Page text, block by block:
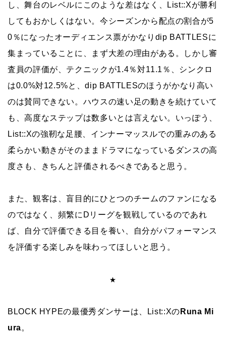
し、舞台のレベルにこのような差はなく、List::Xが勝利
してもおかしくはない。今シーズンから配点の割合が5
0％になったオーディエンス票がかなりdip BATTLESに
集まっていることに、まず大差の理由がある。しかし審
査員の評価が、テクニックが1.4％対11.1％、シンクロ
は0.0%対12.5%と、dip BATTLESのほうがかなり高い
のは賛同できない。ハウスの速い足の動きを続けていて
も、高度なステップは数多いとは言えない。いっぽう、
List::Xの強靭な足腰、インナーマッスルでの重みのある
柔らかい動きがそのままドラマになっているダンスの高
度さも、きちんと評価されるべきであると思う。
また、観客は、盲目的にひとつのチームのファンになる
のではなく、頻繁にDリーグを観戦しているのであれ
ば、自分で評価できる目を養い、自分がパフォーマンス
を評価する楽しみを味わってほしいと思う。
★
BLOCK HYPEの最優秀ダンサーは、List::Xの Runa Mi
ura。